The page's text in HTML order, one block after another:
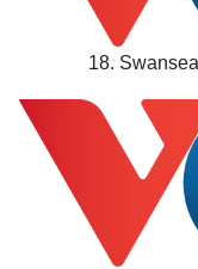
18.